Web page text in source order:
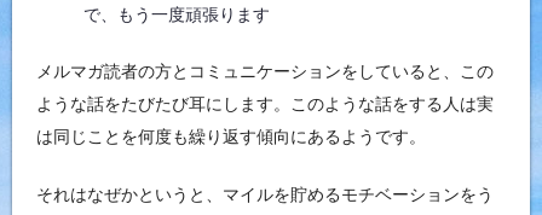
で、もう一度頑張ります
メルマガ読者の方とコミュニケーションをしていると、この
ような話をたびたび耳にします。このような話をする人は実
は同じことを何度も繰り返す傾向にあるようです。
それはなぜかというと、マイルを貯めるモチベーションをう